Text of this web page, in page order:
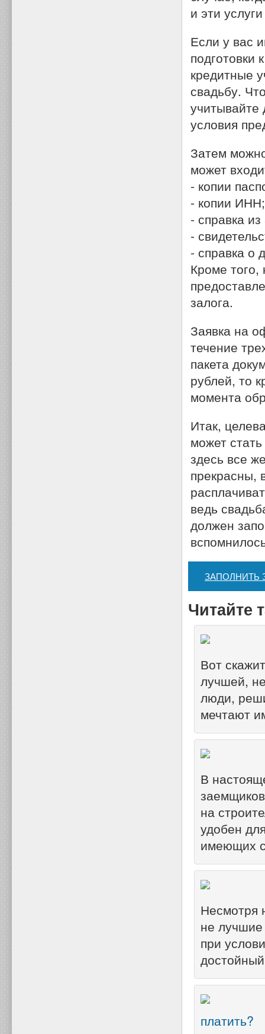
и эти
Если у вас
подготовки
кредитные
свадьбу.
учитывайте
условия
Затем
может
- копии
- копии ИНН;
- справка
-
- справка о
Кроме того,
залога.
Заявка на
течение
пакета
рублей, то
момента
Итак,
может
здесь все
прекрасны,
ведь
должен
ЗАПОЛНИТЬ
Читайте
Вот
лучшей,
люди,
мечтают
В
заемщиков
на
удобен
имеющих
Несмотря
не лучшие
при
платить?